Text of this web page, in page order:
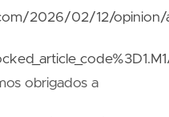
2026/02/12/opinion/
obrigados a